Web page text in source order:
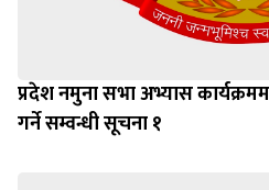
प्रदेश नमुना सभा अभ्यास
गर्ने सम्वन्धी सूचना १